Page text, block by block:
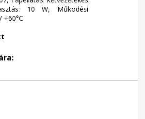
10 W, Működési
+60°C